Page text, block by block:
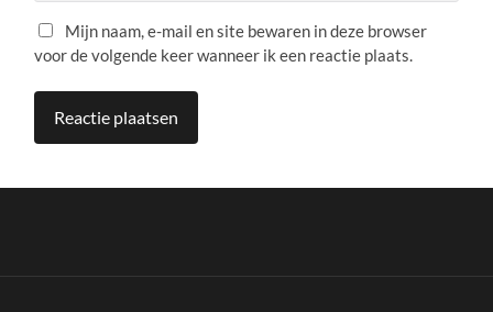
Mijn naam, e-mail en site bewaren in deze browser
voor de volgende keer wanneer ik een reactie plaats.